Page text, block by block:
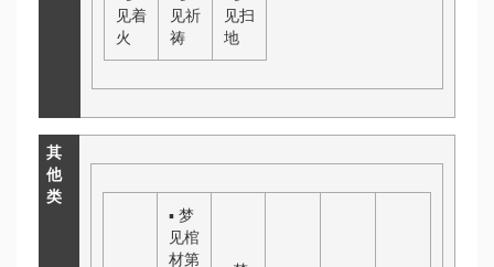
见着
火
见祈
祷
见扫
地
其
他
类
▪ 梦
见棺
材第